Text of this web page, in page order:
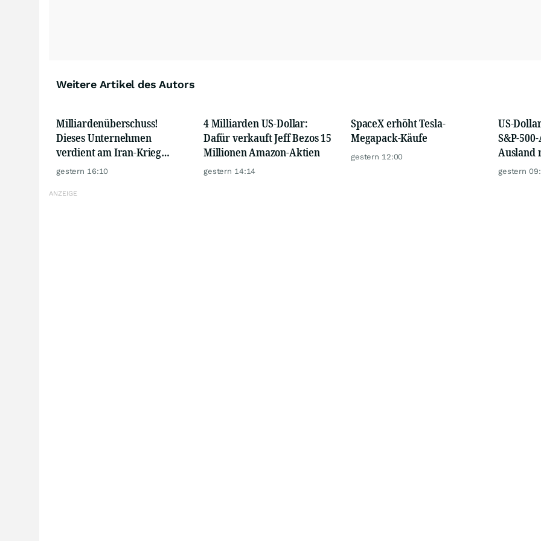
Weitere Artikel des Autors
Milliardenüberschuss!
Dieses Unternehmen
verdient am Iran-Krieg
richtig viel Geld!
gestern 16:10
4 Milliarden US-Dollar:
Dafür verkauft Jeff Bezos 15
Millionen Amazon-Aktien
gestern 14:14
SpaceX erhöht Tesla-
Megapack-Käufe
gestern 12:00
US-
S&P-
Ausland
gestern